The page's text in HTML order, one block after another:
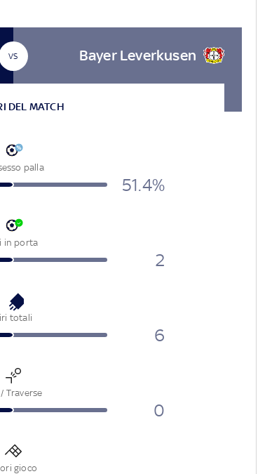
VS Bayer Leverkusen
DEL MATCH
palla
51.4%
in porta
2
totali
6
/ Traverse
0
gioco